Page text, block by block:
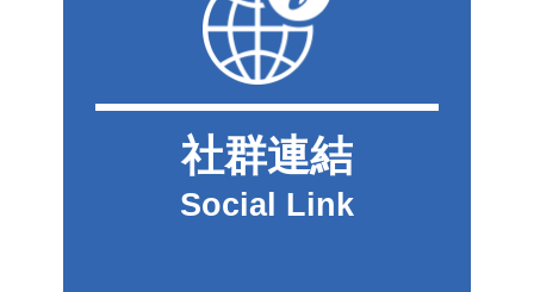
社群連結
Social Link